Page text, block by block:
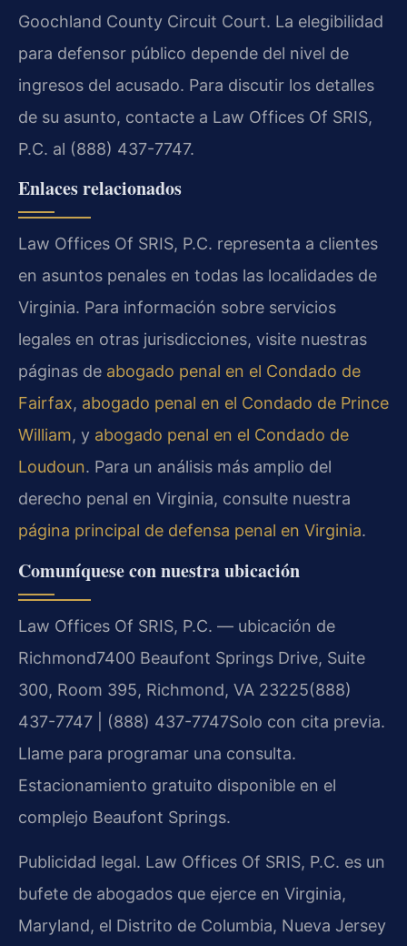
Goochland County Circuit Court. La elegibilidad
para defensor público depende del nivel de
ingresos del acusado. Para discutir los detalles
de su asunto, contacte a Law Offices Of SRIS,
P.C. al (888) 437-7747.
Enlaces relacionados
Law Offices Of SRIS, P.C. representa a clientes
en asuntos penales en todas las localidades de
Virginia. Para información sobre servicios
legales en otras jurisdicciones, visite nuestras
páginas de abogado penal en el Condado de
Fairfax, abogado penal en el Condado de Prince
William, y abogado penal en el Condado de
Loudoun. Para un análisis más amplio del
derecho penal en Virginia, consulte nuestra
página principal de defensa penal en Virginia.
Comuníquese con nuestra ubicación
Law Offices Of SRIS, P.C. — ubicación de
Richmond7400 Beaufont Springs Drive, Suite
300, Room 395, Richmond, VA 23225(888)
437-7747 | (888) 437-7747Solo con cita previa.
Llame para programar una consulta.
Estacionamiento gratuito disponible en el
complejo Beaufont Springs.
Publicidad legal. Law Offices Of SRIS, P.C. es un
bufete de abogados que ejerce en Virginia,
Maryland, el Distrito de Columbia, Nueva Jersey